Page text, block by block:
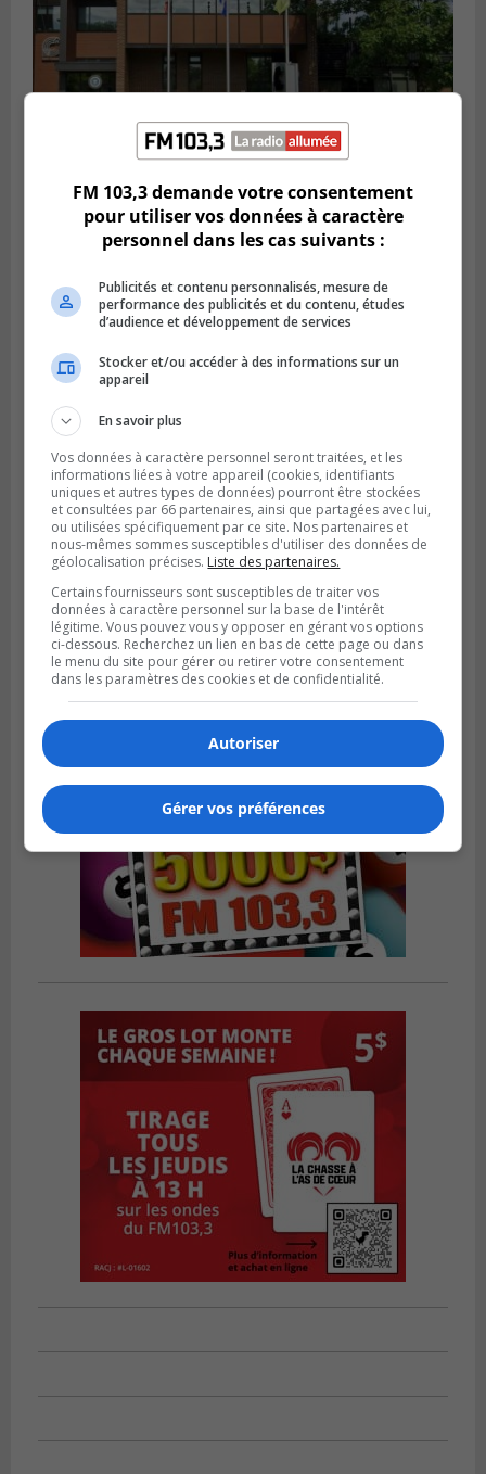
SAINT-CONSTANT
Publié le 4 août 2026 à 14h02
Saint-Constant signe une nouvelle
convention pour le bien de la population
SAINT-LAMBERT
Publié le 4 août 2026 à 12h00
Une conseillère de Saint-Lambert craint le
développement de MET
FM 103,3 demande votre consentement
pour utiliser vos données à caractère
personnel dans les cas suivants :
Publicités et contenu personnalisés, mesure de
performance des publicités et du contenu, études
d’audience et développement de services
Stocker et/ou accéder à des informations sur un
appareil
En savoir plus
Vos données à caractère personnel seront traitées, et les
informations liées à votre appareil (cookies, identifiants
uniques et autres types de données) pourront être stockées
et consultées par 66 partenaires, ainsi que partagées avec lui,
ou utilisées spécifiquement par ce site. Nos partenaires et
nous-mêmes sommes susceptibles d'utiliser des données de
géolocalisation précises. Liste des partenaires.
Certains fournisseurs sont susceptibles de traiter vos
données à caractère personnel sur la base de l'intérêt
légitime. Vous pouvez vous y opposer en gérant vos options
ci-dessous. Recherchez un lien en bas de cette page ou dans
le menu du site pour gérer ou retirer votre consentement
dans les paramètres des cookies et de confidentialité.
Autoriser
Gérer vos préférences